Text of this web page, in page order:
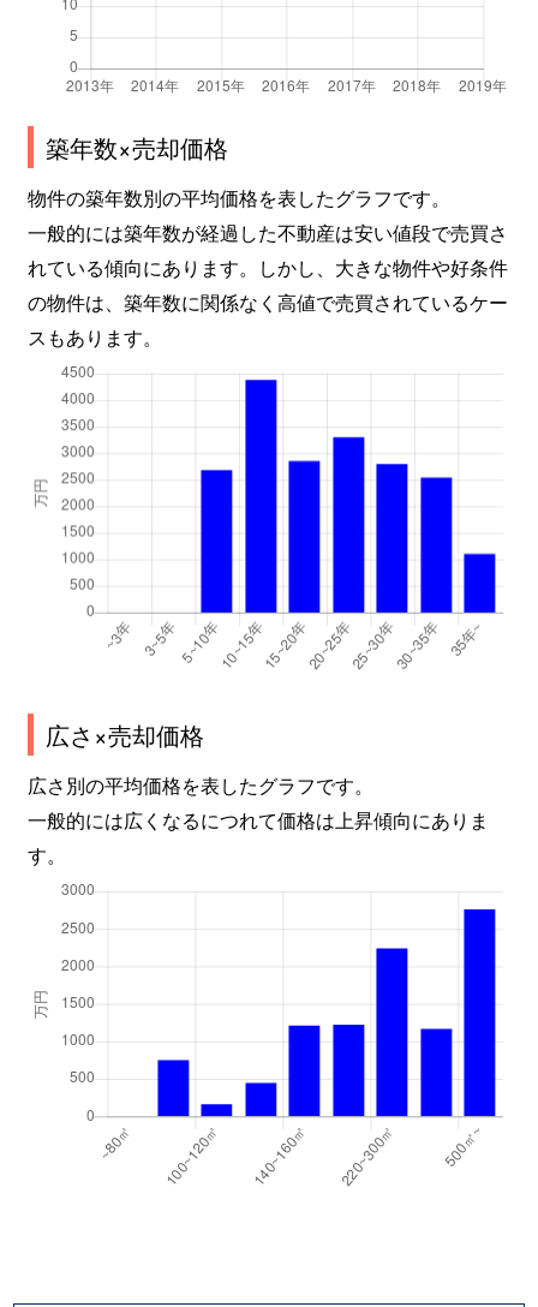
築年数×売却価格
物件の築年数別の平均価格を表したグラフです。
一般的には築年数が経過した不動産は安い値段で売買さ
れている傾向にあります。しかし、大きな物件や好条件
の物件は、築年数に関係なく高値で売買されているケー
スもあります。
広さ×売却価格
広さ別の平均価格を表したグラフです。
一般的には広くなるにつれて価格は上昇傾向にありま
す。